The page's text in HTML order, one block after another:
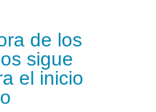
de los
sigue
el inicio